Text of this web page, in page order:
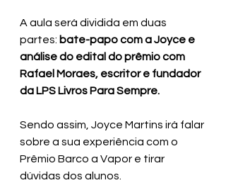
A aula será dividida em duas
partes: bate-papo com a Joyce e
análise do edital do prêmio com
Rafael Moraes, escritor e fundador
da LPS Livros Para Sempre.
Sendo assim, Joyce Martins irá falar
sobre a sua experiência com o
Prêmio Barco a Vapor e tirar
dúvidas dos alunos.